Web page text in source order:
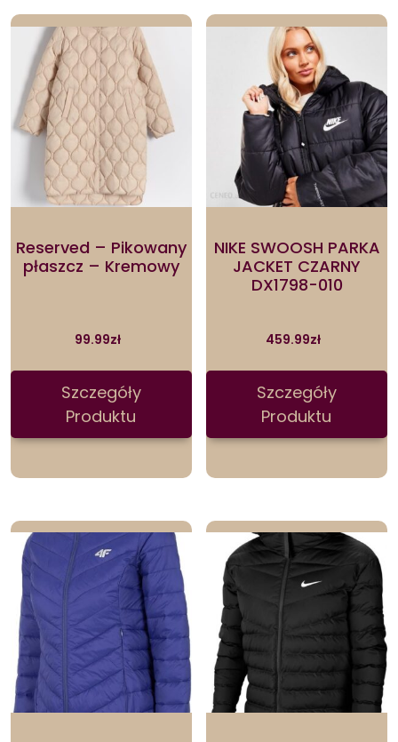
Reserved – Pikowany
płaszcz – Kremowy
99.99zł
Szczegóły
Produktu
NIKE SWOOSH PARKA
JACKET CZARNY
DX1798-010
459.99zł
Szczegóły
Produktu